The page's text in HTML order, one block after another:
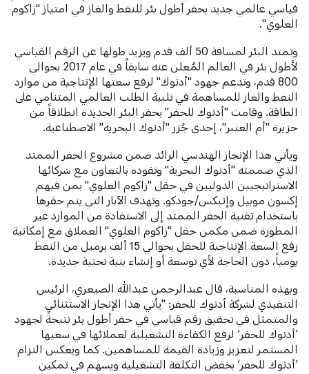
قياسي عالمي جديد بحفر أطول بئر للنفط والغاز في امتياز "زاكوم
العلوي".
وتمتد البئر لمسافة 50 ألف قدم ويزيد طولها عن الرقم القياسي
لأطول بئر في العالم المُعلن عنه سابقاً في عام 2017 بحوالي
800 قدم، وتدعم جهود "أدنوك" لرفع سعتها الإنتاجية من موارد
النفط والغاز للمساهمة في تلبية الطلب العالمي المتنامي على
الطاقة. وقامت "أدنوك للحفر" بحفر البئر الجديدة انطلاقاً من
جزيرة "أم العنبر"، إحدى جُزر "أدنوك البحرية" الاصطناعية.
ويأتي هذا الإنجاز الهندسي الرائد ضمن مشروع الحفر الممتد
الذي صممته "أدنوك البحرية" وتقوده بالتعاون مع شركائها
الاستراتيجيين الدوليين في حقل "زاكوم العلوي" بمن فيهم
إكسون موبيل وإنبكس/جودكو. وتهدف الآبار التي يتم حفرها
باستخدام تقنية الحفر الممتد إلى الاستفادة من الموارد غير
المطورة ضمن مكمن حقل "زاكوم العلوي" العملاق مع إمكانية
رفع السعة الإنتاجية للحقل بحوالي 15 ألف برميل من النفط
يومياً، دون الحاجة لأي توسعة أو إنشاء بنية تحتية جديدة.
وبهذه المناسبة، قال عبدالرحمن عبدالله الصيعري، الرئيس
التنفيذي لشركة أدنوك للحفر: "يأتي هذا الإنجاز الاستثنائي
والمتمثل في تحقيق رقم قياسي في حفر أطول بئر نتيجةً لجهود
’أدنوك للحفر‘ لرفع الكفاءة التشغيلية لعملائها في سعيها
المستمر لتعزيز وزيادة القيمة للمساهمين. كما ويعكس التزام
’أدنوك للحفر‘ بخفض التكلفة التشغيلية ويسهم في تمكين